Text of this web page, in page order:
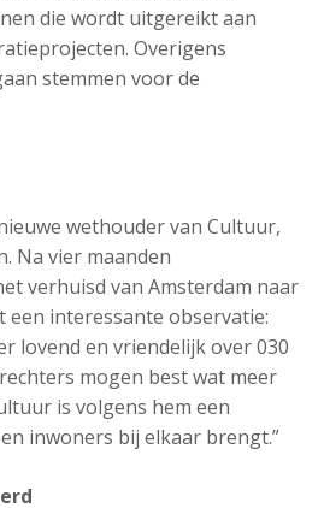
die wordt uitgereikt aan
Overigens
stemmen voor de
wethouder van Cultuur,
Na vier maanden
verhuisd van Amsterdam naar
een interessante observatie:
lovend en vriendelijk over 030
mogen best wat meer
is volgens hem een
inwoners bij elkaar brengt.”